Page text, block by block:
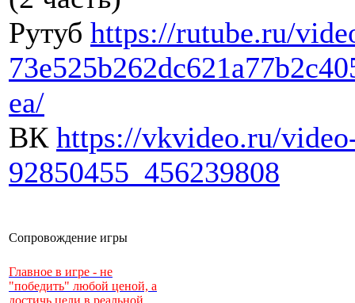
Рутуб https://rutube.ru/
ea/
ВК https://vkvideo.ru/
92850455_456239808
Сопровождение игры
Главное в игре - не
"победить" любой ценой, а
достичь цели в реальной